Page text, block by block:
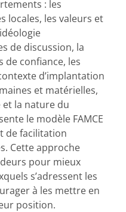
: les
locales, les valeurs et
de discussion, la
confiance, les
d’implantation
et matérielles,
la nature du
le modèle FAMCE
de facilitation
Cette approche
pour mieux
s’adressent les
à les mettre en
position.